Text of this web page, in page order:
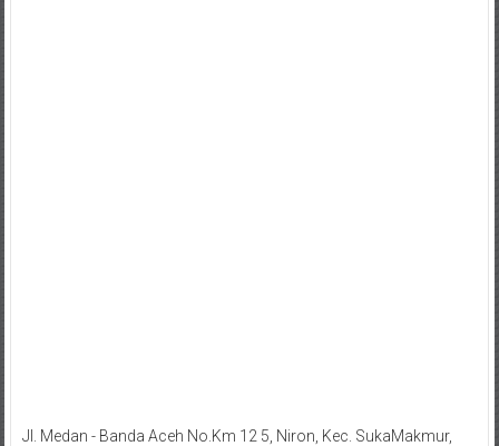
Jl. Medan - Banda Aceh No.Km 12 5, Niron, Kec. SukaMakmur,